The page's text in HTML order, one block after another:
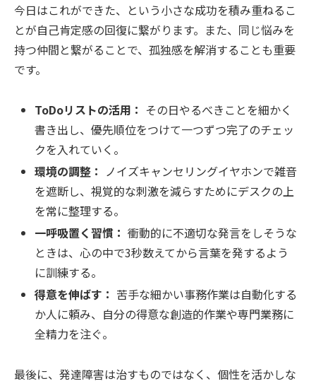
今日はこれができた、という小さな成功を積み重ねるこ
とが自己肯定感の回復に繋がります。また、同じ悩みを
持つ仲間と繋がることで、孤独感を解消することも重要
です。
ToDoリストの活用： その日やるべきことを細かく
書き出し、優先順位をつけて一つずつ完了のチェッ
クを入れていく。
環境の調整： ノイズキャンセリングイヤホンで雑音
を遮断し、視覚的な刺激を減らすためにデスクの上
を常に整理する。
一呼吸置く習慣： 衝動的に不適切な発言をしそうな
ときは、心の中で3秒数えてから言葉を発するよう
に訓練する。
得意を伸ばす： 苦手な細かい事務作業は自動化する
か人に頼み、自分の得意な創造的作業や専門業務に
全精力を注ぐ。
最後に、発達障害は治すものではなく、個性を活かしな